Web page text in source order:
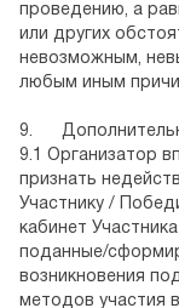
проведению, а
или других
невозможным,
любым иным
9.
9.1 Организатор
признать
Участнику /
кабинет
поданные/
возникновения
методов участия